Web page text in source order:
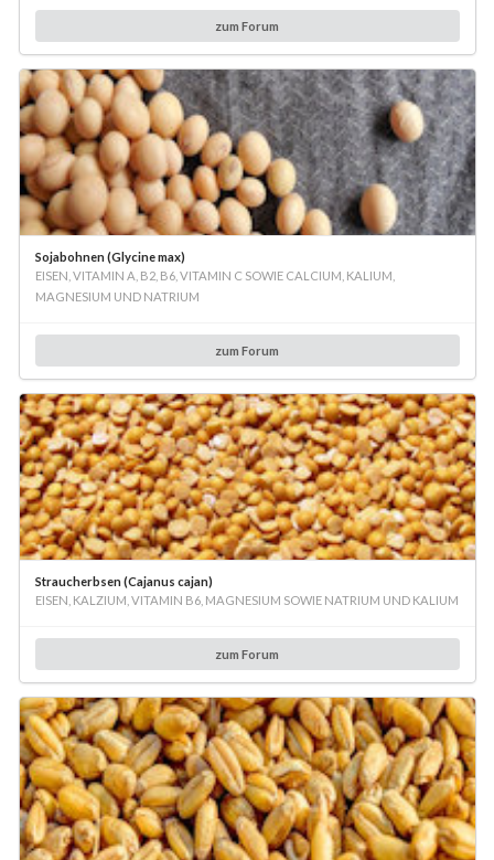
zum Forum
Sojabohnen (Glycine max)
EISEN, VITAMIN A, B2, B6, VITAMIN C SOWIE CALCIUM, KALIUM,
MAGNESIUM UND NATRIUM
zum Forum
Straucherbsen (Cajanus cajan)
EISEN, KALZIUM, VITAMIN B6, MAGNESIUM SOWIE NATRIUM UND KALIUM
zum Forum